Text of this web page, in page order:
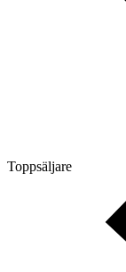
Toppsäljare